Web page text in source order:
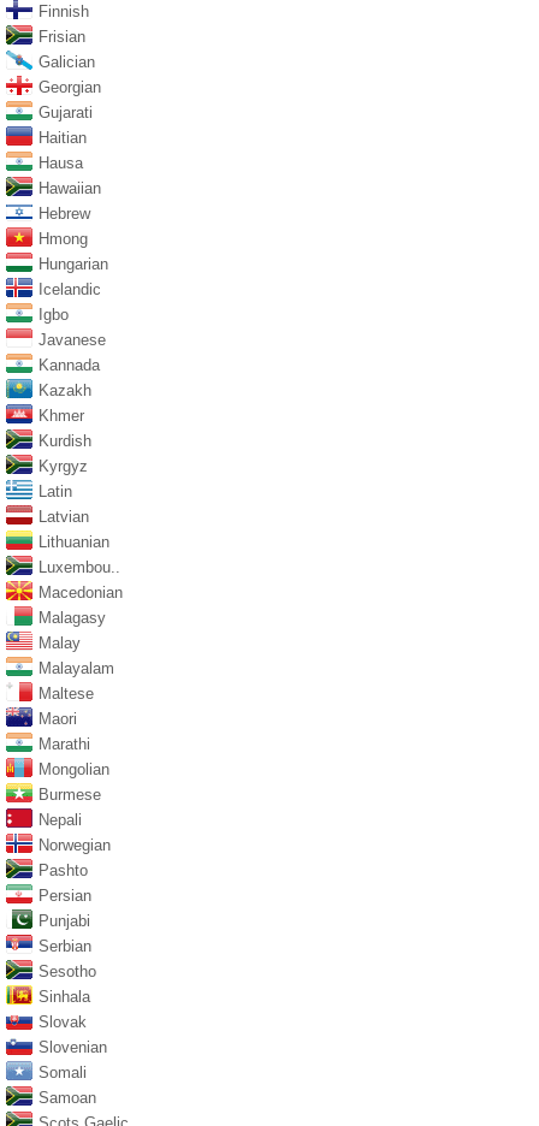
Finnish
Frisian
Galician
Georgian
Gujarati
Haitian
Hausa
Hawaiian
Hebrew
Hmong
Hungarian
Icelandic
Igbo
Javanese
Kannada
Kazakh
Khmer
Kurdish
Kyrgyz
Latin
Latvian
Lithuanian
Luxembou..
Macedonian
Malagasy
Malay
Malayalam
Maltese
Maori
Marathi
Mongolian
Burmese
Nepali
Norwegian
Pashto
Persian
Punjabi
Serbian
Sesotho
Sinhala
Slovak
Slovenian
Somali
Samoan